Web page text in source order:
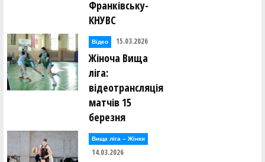
Франківську-
КНУВС
Відео 15.03.2026
Жіноча Вища
ліга:
відеотрансляція
матчів 15
березня
Вища лiга – Жiнки
14.03.2026